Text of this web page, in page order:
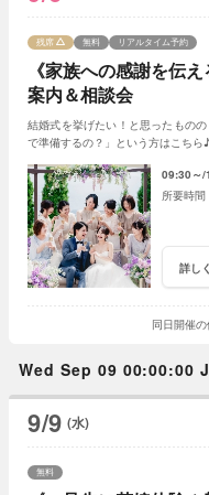
《家族への感謝を伝
案内＆相談会
残席 無料 リアルタイム予約
結婚式を挙げたい！と思ったもの
で準備するの？」という方はこちら
09:30～
詳し
同日開催
Wed Sep 09 00:00:00
9/9 (水)
無料